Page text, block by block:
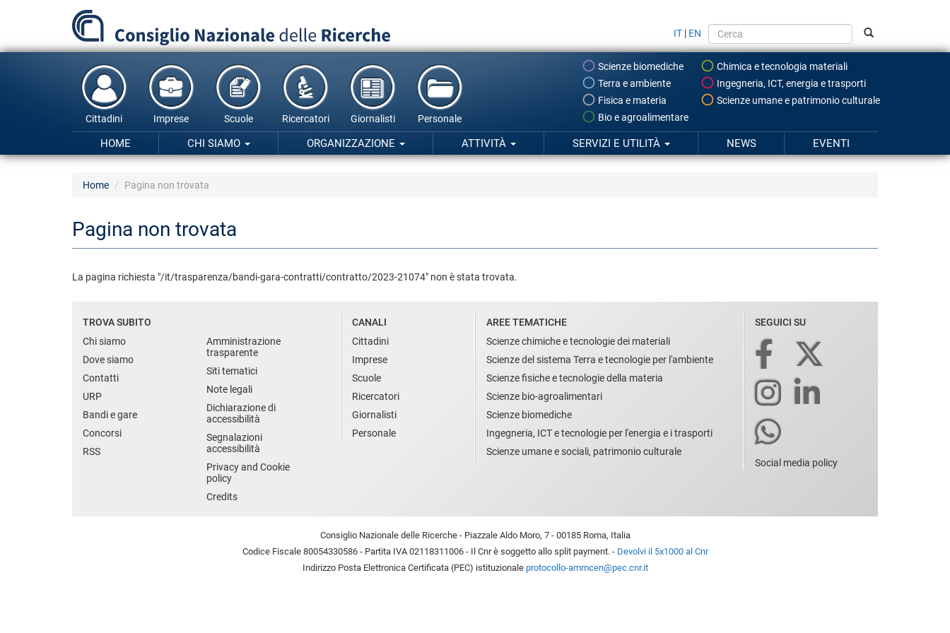
principale
IT | EN
Scienze biomediche
Chimica e tecnologia materiali
Terra e ambiente
Ingegneria, ICT, energia e trasporti
Fisica e materia
Scienze umane e patrimonio culturale
Bio e agroalimentare
Cittadini Imprese Scuole Ricercatori Giornalisti Personale
HOME CHI SIAMO ORGANIZZAZIONE ATTIVITÀ SERVIZI E UTILITÀ NEWS EVENTI
Home Pagina non trovata
Pagina non trovata
La pagina richiesta "/it/trasparenza/bandi-gara-contratti/contratto/2023-21074" non è stata trovata.
TROVA SUBITO
Chi siamo
Dove siamo
Contatti
URP
Bandi e gare
Concorsi
RSS
Amministrazione
trasparente
Siti tematici
Note legali
Dichiarazione di
accessibilità
Segnalazioni
accessibilità
Privacy and Cookie
policy
Credits
CANALI
Cittadini
Imprese
Scuole
Ricercatori
Giornalisti
Personale
AREE TEMATICHE
Scienze chimiche e tecnologie dei materiali
Scienze del sistema Terra e tecnologie per l'ambiente
Scienze fisiche e tecnologie della materia
Scienze bio-agroalimentari
Scienze biomediche
Ingegneria, ICT e tecnologie per l'energia e i trasporti
Scienze umane e sociali, patrimonio culturale
SEGUICI SU
Social media policy
Consiglio Nazionale delle Ricerche - Piazzale Aldo Moro, 7 - 00185 Roma, Italia
Codice Fiscale 80054330586 - Partita IVA 02118311006 - Il Cnr è soggetto allo split payment. - Devolvi il 5x1000 al Cnr
Indirizzo Posta Elettronica Certificata (PEC) istituzionale protocollo-ammcen@pec.cnr.it